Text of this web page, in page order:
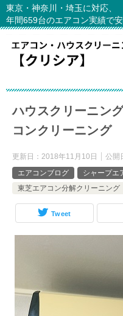
東京・神奈川・埼玉に対応、
年間659台のエアコン実績で
ハウスクリーニン
コンクリーニング
更新日： 2018年11月10日 公開
エアコンブログ
シャープエ
東芝エアコン分解クリーニング
Tweet